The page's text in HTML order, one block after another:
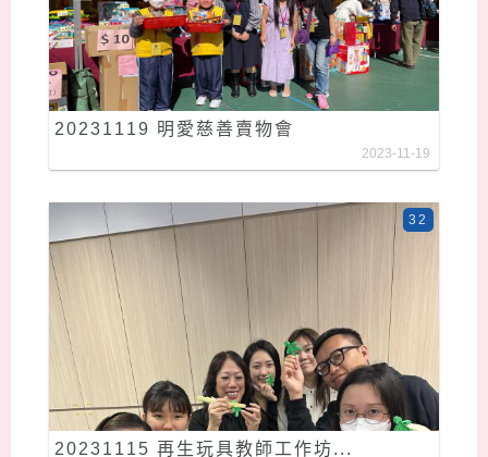
20231119 明愛慈善賣物會
2023-11-19
20231115 再生玩具教師工作坊...
32